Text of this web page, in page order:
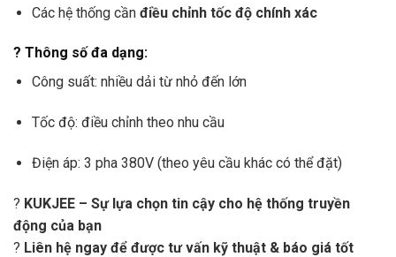
Các hệ thống cần điều chỉnh tốc độ chính xác
? Thông số đa dạng:
Công suất: nhiều dải từ nhỏ đến lớn
Tốc độ: điều chỉnh theo nhu cầu
Điện áp: 3 pha 380V (theo yêu cầu khác có thể đặt)
? KUKJEE – Sự lựa chọn tin cậy cho hệ thống truyền
động của bạn
? Liên hệ ngay để được tư vấn kỹ thuật & báo giá tốt